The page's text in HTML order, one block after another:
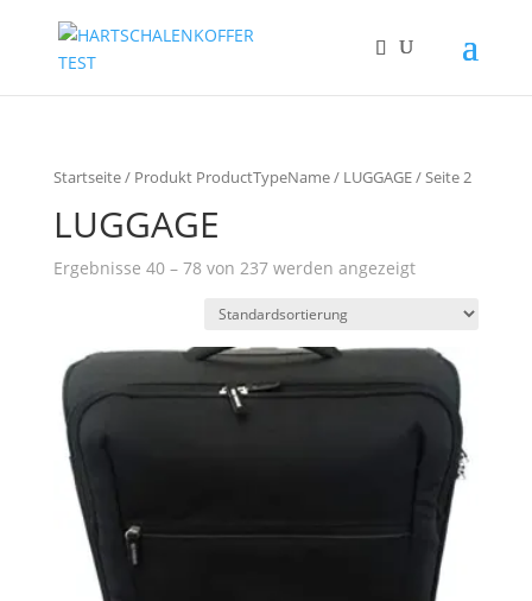
Startseite/ Produkt ProductTypeName / LUGGAGE/ Seite 2
LUGGAGE
Ergebnisse 40 – 78 von 237 werden angezeigt